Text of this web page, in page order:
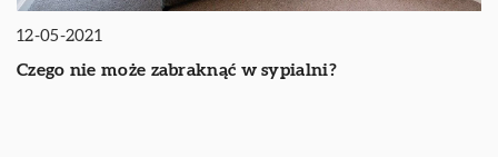
12-05-2021
Czego nie może zabraknąć w sypialni?